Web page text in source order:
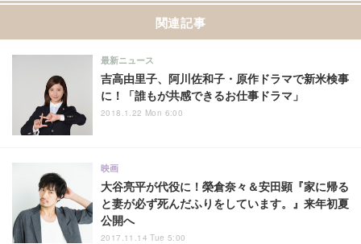
関連記事
吉高由里子、阿川佐和子・原作ドラマで新米検事
に！「誰もが共感できるお仕事ドラマ」
最新ニュース
2018.1.22 Mon 6:00
大谷亮平が代役に！榮倉奈々＆安田顕『家に帰る
と妻が必ず死んだふりをしています。』来年初夏
公開へ
映画
2017.11.14 Tue 5:00